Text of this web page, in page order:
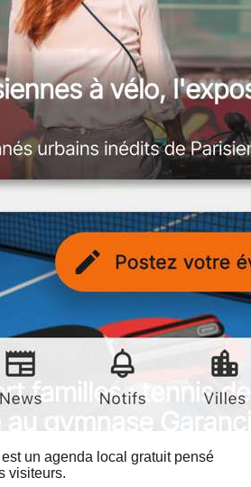
un agenda local gratuit pensé
visiteurs.